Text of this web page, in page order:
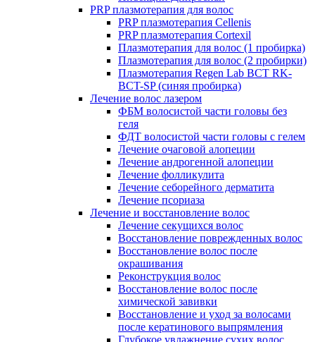
PRP плазмотерапия для волос
PRP плазмотерапия Cellenis
PRP плазмотерапия Cortexil
Плазмотерапия для волос (1 пробирка)
Плазмотерапия для волос (2 пробирки)
Плазмотерапия Regen Lab BCT RK-
BCT-SP (синяя пробирка)
Лечение волос лазером
ФБМ волосистой части головы без
геля
ФДТ волосистой части головы с гелем
Лечение очаговой алопеции
Лечение андрогенной алопеции
Лечение фолликулита
Лечение себорейного дерматита
Лечение псориаза
Лечение и восстановление волос
Лечение секущихся волос
Восстановление поврежденных волос
Восстановление волос после
окрашивания
Реконструкция волос
Восстановление волос после
химической завивки
Восстановление и уход за волосами
после кератинового выпрямления
Глубокое увлажнение сухих волос